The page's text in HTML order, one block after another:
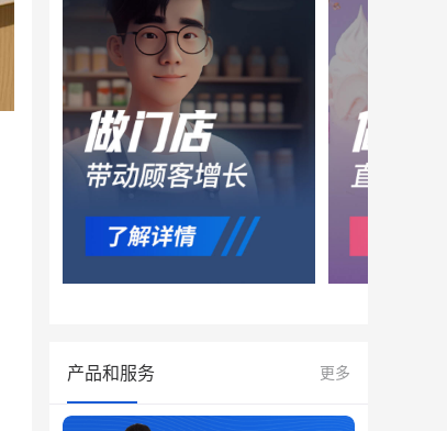
产品和服务 更多